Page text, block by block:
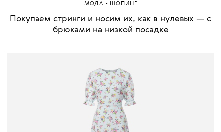
МОДА • ШОПИНГ
Покупаем стринги и носим их, как в нулевых — с
брюками на низкой посадке